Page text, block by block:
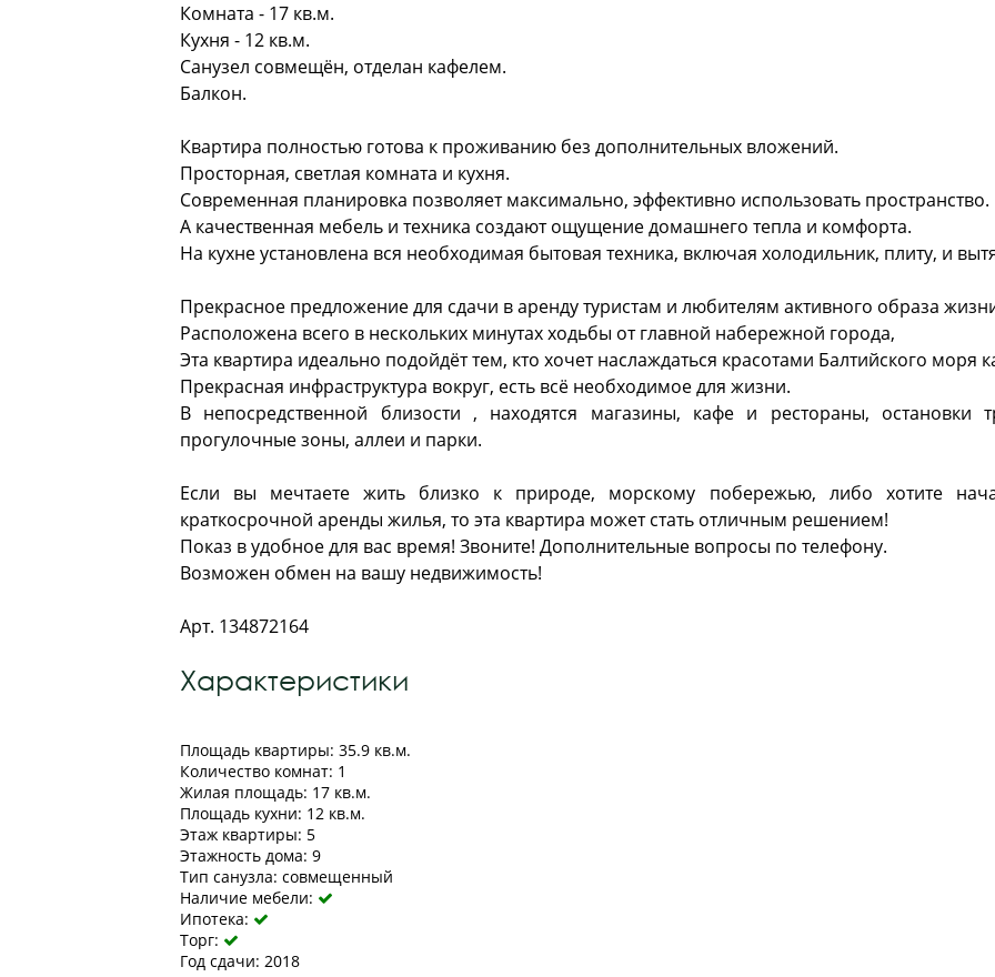
Комната - 17 кв.м.
Кухня - 12 кв.м.
Санузел совмещён, отделан кафелем.
Балкон.
Квартира полностью готова к проживанию без дополнительных вложений.
Просторная, светлая комната и кухня.
Современная планировка позволяет максимально, эффективно использовать пространство.
А качественная мебель и техника создают ощущение домашнего тепла и комфорта.
На кухне установлена вся необходимая бытовая техника, включая холодильник, плиту, и
Прекрасное предложение для сдачи в аренду туристам и любителям активного образа
Расположена всего в нескольких минутах ходьбы от главной набережной города,
Эта квартира идеально подойдёт тем, кто хочет наслаждаться красотами Балтийского моря
Прекрасная инфраструктура вокруг, есть всё необходимое для жизни.
В непосредственной близости , находятся магазины, кафе и рестораны, остановки
прогулочные зоны, аллеи и парки.
Если вы мечтаете жить близко к природе, морскому побережью, либо хотите
краткосрочной аренды жилья, то эта квартира может стать отличным решением!
Показ в удобное для вас время! Звоните! Дополнительные вопросы по телефону.
Возможен обмен на вашу недвижимость!
Арт. 134872164
Характеристики
Площадь квартиры: 35.9 кв.м.
Количество комнат: 1
Жилая площадь: 17 кв.м.
Площадь кухни: 12 кв.м.
Этаж квартиры: 5
Этажность дома: 9
Тип санузла: совмещенный
Наличие мебели: 
Ипотека: 
Торг: 
Год сдачи: 2018